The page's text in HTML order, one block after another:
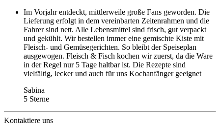
Im Vorjahr entdeckt, mittlerweile große Fans geworden. Die
Lieferung erfolgt in dem vereinbarten Zeitenrahmen und die
Fahrer sind nett. Alle Lebensmittel sind frisch, gut verpackt
und gekühlt. Wir bestellen immer eine gemischte Kiste mit
Fleisch- und Gemüsegerichten. So bleibt der Speiseplan
ausgewogen. Fleisch & Fisch kochen wir zuerst, da die Ware
in der Regel nur 5 Tage haltbar ist. Die Rezepte sind
vielfältig, lecker und auch für uns Kochanfänger geeignet
Sabina
5 Sterne
Kontaktiere uns